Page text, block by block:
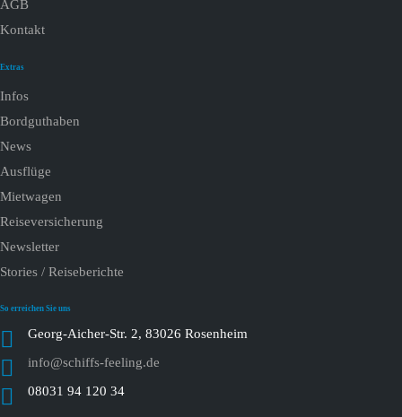
AGB
Kontakt
Extras
Infos
Bordguthaben
News
Ausflüge
Mietwagen
Reiseversicherung
Newsletter
Stories / Reiseberichte
So erreichen Sie uns
Georg-Aicher-Str. 2, 83026 Rosenheim
info@schiffs-feeling.de
08031 94 120 34